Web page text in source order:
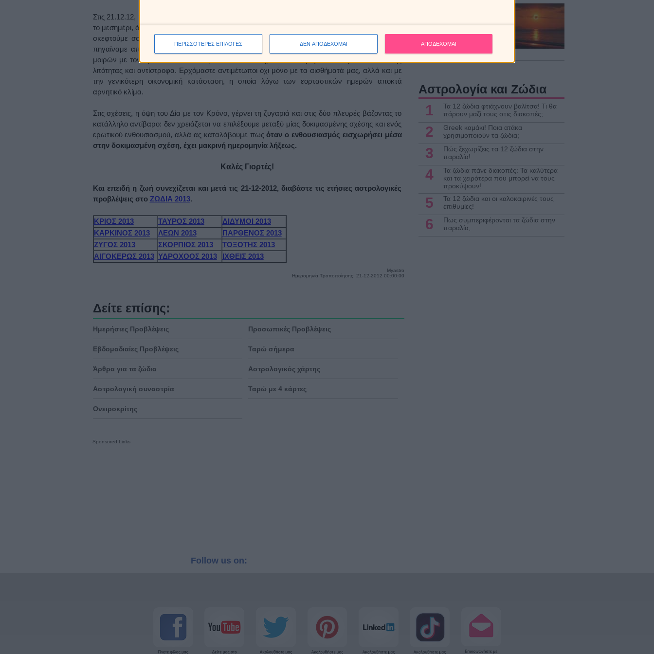
ΠΕΡΙΣΣΟΤΕΡΕΣ ΕΠΙΛΟΓΕΣ ΔΕΝ ΑΠΟΔΕΧΟΜΑΙ ΑΠΟΔΕΧΟΜΑΙ
Στις 21.12.12, η Γη δεν θα καταποντιστεί, απλά ο Ηλιος θα περάσει στον Αιγόκερω, κατά τις 12
το μεσημέρι, όπου μας δίνεται η ευκαιρία να μαζέψουμε τα μυαλά μας και να οργανωθούμε, να
σκεφτούμε σοβαρά ερωτικά, επαγγελματικά και οικογενειακά, γιατί όσο ήταν στον Τοξότη,
πηγαίναμε απο τη μία απερισκεψία στην άλλη. Παράλληλα, ο Κρόνος σχηματίζει όψη 150
μοιρών με τον Κρόνο απο τον Σκορπιό, κάτι που σηματοδοτεί την γενναιοδωρία εναντίον της
λιτότητας και αντίστροφα. Ερχόμαστε αντιμέτωποι όχι μόνο με τα αισθήματά μας, αλλά και με
την γενικότερη οικονομική κατάσταση, η οποία λόγω των εορταστικών ημερών αποκτά
αρνητικό κλίμα.
Στις σχέσεις, η όψη του Δία με τον Κρόνο, γέρνει τη ζυγαριά και στις δύο πλευρές βάζοντας το
κατάλληλο αντίβαρο: δεν χρειάζεται να επιλέξουμε μεταξύ μίας δοκιμασμένης σχέσης και ενός
ερωτικού ενθουσιασμού, αλλά ας καταλάβουμε πωςόταν ο ενθουσιασμός εισχωρήσει μέσα
στην δοκιμασμένη σχέση, έχει μακρινή ημερομηνία λήξεως.
Καλές Γιορτές!
Και επειδή η ζωή συνεχίζεται και μετά τις 21-12-2012, διαβάστε τις ετήσιες αστρολογικές
προβλέψεις στο ΖΩΔΙΑ 2013.
ΚΡΙΟΣ 2013 ΤΑΥΡΟΣ 2013
ΔΙΔΥΜΟΙ 2013
ΚΑΡΚΙΝΟΣ 2013
ΛΕΩΝ 2013
ΠΑΡΘΕΝΟΣ 2013
ΖΥΓΟΣ 2013
ΣΚΟΡΠΙΟΣ 2013
ΤΟΞΟΤΗΣ 2013
ΑΙΓΟΚΕΡΩΣ 2013 ΥΔΡΟΧΟΟΣ 2013 ΙΧΘΕΙΣ 2013
Myastro
Ημερομηνία Τροποποίησης: 21-12-2012 00:00:00
Δείτε επίσης:
Ημερήσιες Προβλέψεις Προσωπικές Προβλέψεις
Εβδομαδιαίες Προβλέψεις Ταρώ σήμερα
Άρθρα για τα ζώδια Αστρολογικός χάρτης
Αστρολογική συναστρία Ταρώ με 4 κάρτες
Ονειροκρίτης
8 Αυγούστου 2026 / 06:00
Αστρολογία και Ζώδια
1
Τα 12 ζώδια φτιάχνουν βαλίτσα! Τι θα
πάρουν μαζί τους στις διακοπές;
2
Greek καμάκι! Ποια ατάκα
χρησιμοποιούν τα ζώδια;
3
Πώς ξεχωρίζεις τα 12 ζώδια στην
παραλία!
4
Τα ζώδια πάνε διακοπές: Τα καλύτερα
και τα χειρότερα που μπορεί να τους
προκύψουν!
5
Τα 12 ζώδια και οι καλοκαιρινές τους
επιθυμίες!
6
Πως συμπεριφέρονται τα ζώδια στην
παραλία;
Sponsored Links
Follow us on: